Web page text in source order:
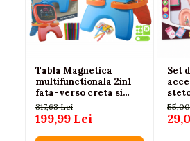
Tabla Magnetica
multifunctionala 2in1
fata-verso creta si
markere
317,63 Lei
199,99 Lei
Set
roz